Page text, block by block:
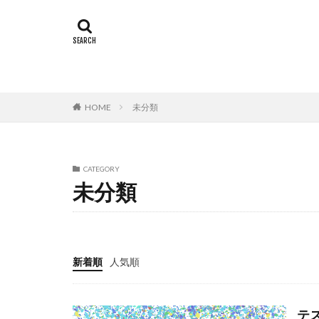
HOME 未分類
CATEGORY
未分類
新着順 人気順
テ